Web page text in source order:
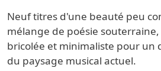
Neuf titres d'une beauté peu
mélange de poésie souterraine,
bricolée et minimaliste pour un
du paysage musical actuel.